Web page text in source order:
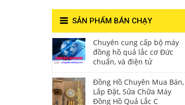
SẢN PHẨM BÁN CHẠY
Chuyên cung cấp bộ máy
đồng hồ quả lắc cơ Đức
chuẩn, và điện tử
Đồng Hồ Chuyên Mua Bán,
Lắp Đặt, Sửa Chữa Máy
Đồng Hồ Quả Lắc C